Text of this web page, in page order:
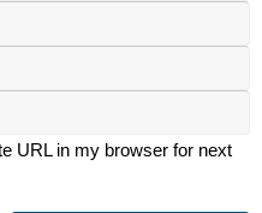
URL in my browser for next